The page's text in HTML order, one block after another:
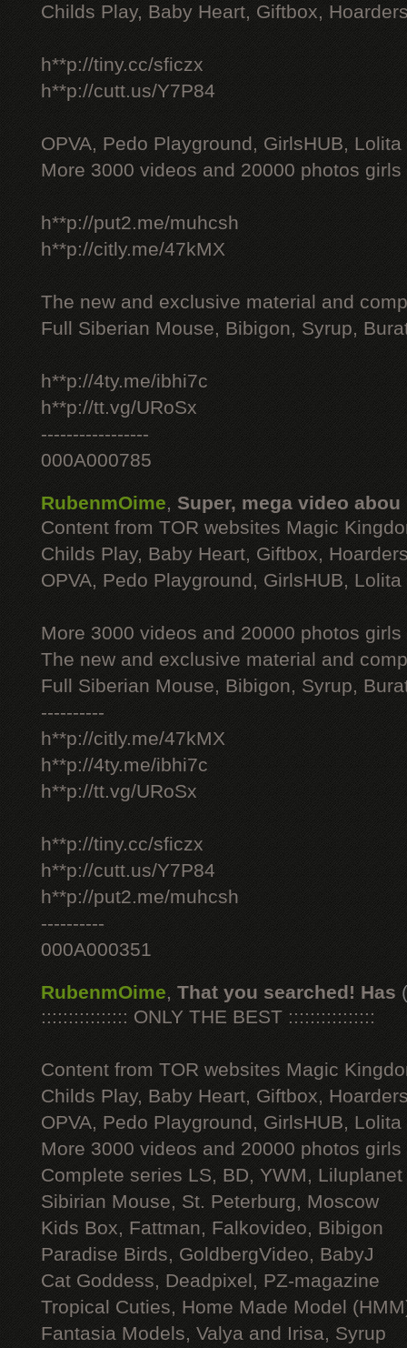
Childs Play, Baby Heart, Giftbox,
h**p://tiny.cc/sficzx
h**p://cutt.us/Y7P84
OPVA, Pedo Playground, GirlsHUB, Lolita
More 3000 videos and 20000 photos
h**p://put2.me/muhcsh
h**p://citly.me/47kMX
The new and exclusive material and
Full Siberian Mouse, Bibigon, Syrup,
h**p://4ty.me/ibhi7c
h**p://tt.vg/URoSx
-----------------
000A000785
RubenmOime, Super, mega video abou
Content from TOR websites Magic
Childs Play, Baby Heart, Giftbox,
OPVA, Pedo Playground, GirlsHUB, Lolita
More 3000 videos and 20000 photos
The new and exclusive material and
Full Siberian Mouse, Bibigon, Syrup,
----------
h**p://citly.me/47kMX
h**p://4ty.me/ibhi7c
h**p://tt.vg/URoSx
h**p://tiny.cc/sficzx
h**p://cutt.us/Y7P84
h**p://put2.me/muhcsh
----------
000A000351
RubenmOime, That you searched! Has
:::::::::::::::: ONLY THE BEST ::::::::::::::::
Content from TOR websites Magic
Childs Play, Baby Heart, Giftbox,
OPVA, Pedo Playground, GirlsHUB, Lolita
More 3000 videos and 20000 photos
Complete series LS, BD, YWM, Liluplanet
Sibirian Mouse, St. Peterburg, Moscow
Kids Box, Fattman, Falkovideo, Bibigon
Paradise Birds, GoldbergVideo, BabyJ
Cat Goddess, Deadpixel, PZ-magazine
Tropical Cuties, Home Made Model
Fantasia Models, Valya and Irisa, Syrup